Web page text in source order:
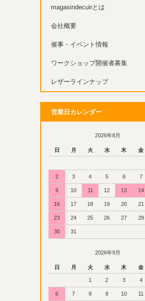
magasindecuirとは
会社概要
催事・イベント情報
ワークショップ開催者募集
レザーラインナップ
営業日カレンダー
2026年8月
日 月 火 水 木 金
2 3 4 5 6 7
9 10 11 12 13 14
16 17 18 19 20 21
23 24 25 26 27 28
30 31
2026年9月
日 月 火 水 木 金
1 2 3 4
6 7 8 9 10 11